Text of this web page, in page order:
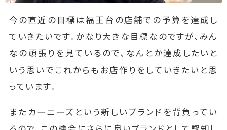
今の直近の目標は福王台の店舗での予算を達成し
ていきたいです。かなり大きな目標なのですが、みん
なの頑張りを見ているので、なんとか達成したいと
いう思いでこれからもお店作りをしていきたいと思
っています。
またカーニーズという新しいブランドを背負ってい